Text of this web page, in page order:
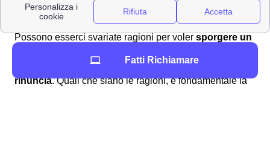
TIM a Porto Mantovano? 📩
Possono esserci svariate ragioni per voler sporgere un
, per il trasferimento del numero
rinuncia. Quali che siano le ragioni, è fondamentale la
Fatti Richiamare